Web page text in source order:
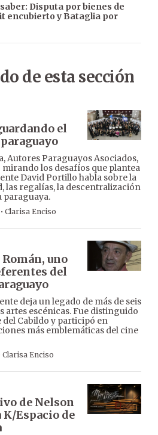
Disputa por bienes de
encubierto y Bataglia por
de esta sección
el
Autores Paraguayos Asociados,
mirando los desafíos que plantea
David Portillo habla sobre la
las regalías, la descentralización
paraguaya.
· Clarisa Enciso
uno
del
deja un legado de más de seis
artes escénicas. Fue distinguido
Cabildo y participó en
más emblemáticas del cine
Clarisa Enciso
de Nelson
Espacio de